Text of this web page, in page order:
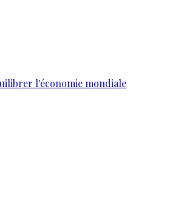
l'économie mondiale